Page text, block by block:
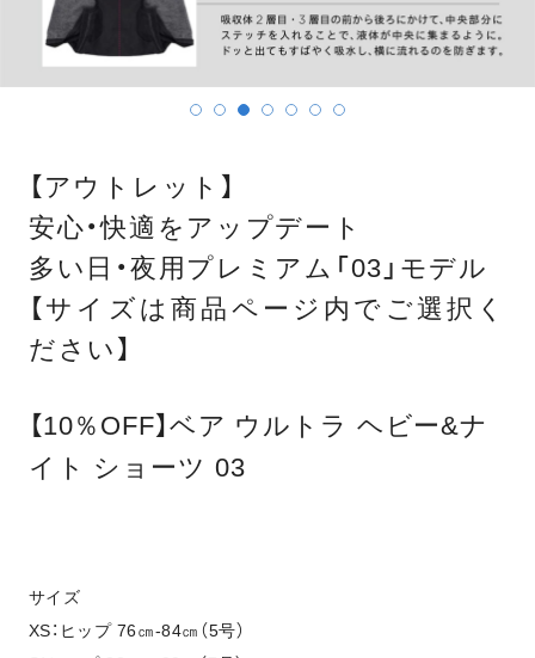
【アウトレット】
安心・快適をアップデート
多い日・夜用プレミアム「03」モデル
【サイズは商品ページ内でご選択く
ださい】
【10％OFF】ベア ウルトラ ヘビー&ナ
イト ショーツ 03
サイズ
XS：ヒップ 76㎝-84㎝（5号）